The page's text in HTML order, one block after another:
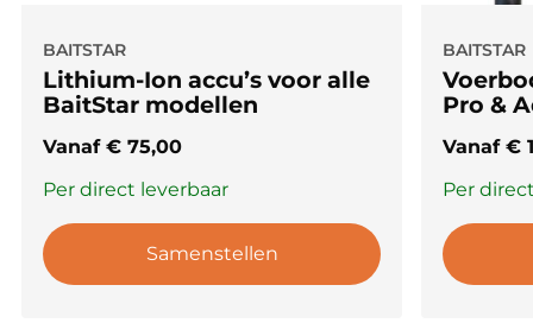
BAITSTAR
Lithium-Ion accu’s voor alle
BaitStar modellen
Vanaf € 75,00
Per direct leverbaar
Samenstellen
BAITSTAR
Pro &
Vanaf €
Per